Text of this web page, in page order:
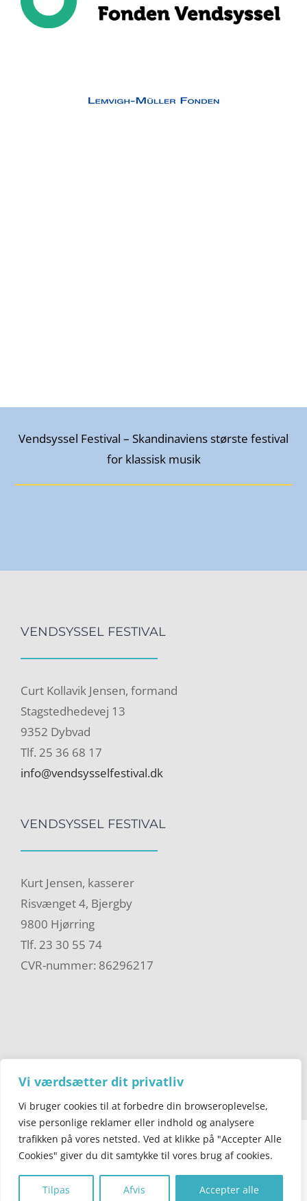
Vi værdsætter dit privatliv
Vi bruger cookies til at forbedre din browseroplevelse,
vise personlige reklamer eller indhold og analysere
trafikken på vores netsted. Ved at klikke på "Accepter Alle
Cookies" giver du dit samtykke til vores brug af cookies.
Tilpas Afvis Accepter alle
Vendsyssel Festival – Skandinaviens største festival
for klassisk musik
VENDSYSSEL FESTIVAL
Curt Kollavik Jensen, formand
Stagstedhedevej 13
9352 Dybvad
Tlf. 25 36 68 17
info@vendsysselfestival.dk
VENDSYSSEL FESTIVAL
Kurt Jensen, kasserer
Risvænget 4, Bjergby
9800 Hjørring
Tlf. 23 30 55 74
CVR-nummer: 86296217
© Copyright 2025 - Vendsyssel Festival - Danmark
Facebook